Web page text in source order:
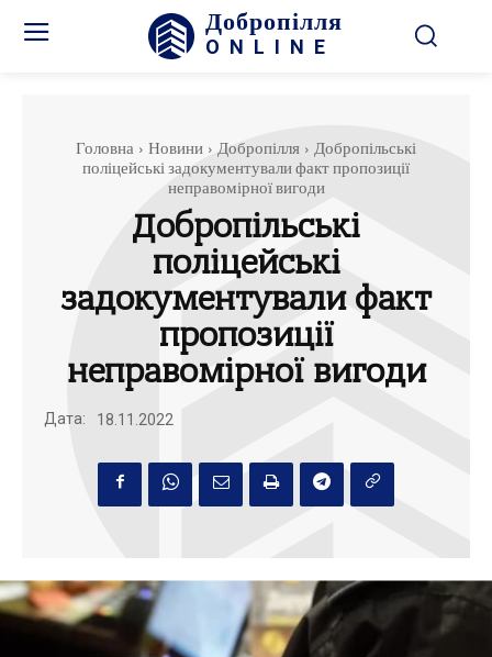
Добропілля
ONLINE
Головна Новини Добропілля
Добропільські
поліцейські задокументували факт пропозиції
неправомірної вигоди
Добропільські
поліцейські
задокументували факт
пропозиції
неправомірної вигоди
Дата: 18.11.2022